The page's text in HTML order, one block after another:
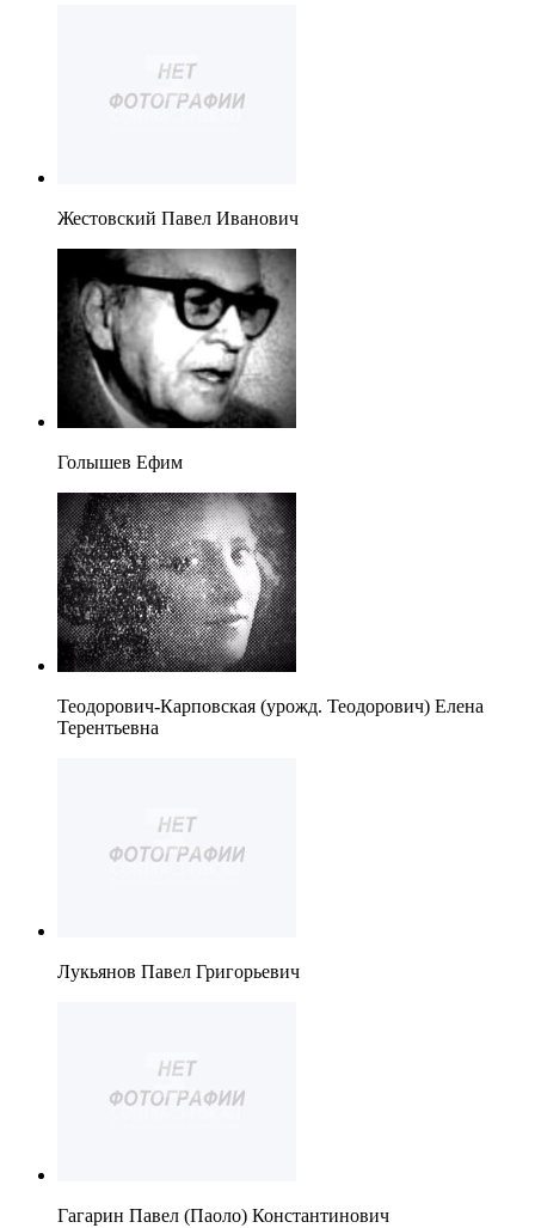
Жестовский Павел Иванович
Голышев Ефим
Теодорович-Карповская (урожд. Теодорович) Елена
Терентьевна
Лукьянов Павел Григорьевич
Гагарин Павел (Паоло) Константинович